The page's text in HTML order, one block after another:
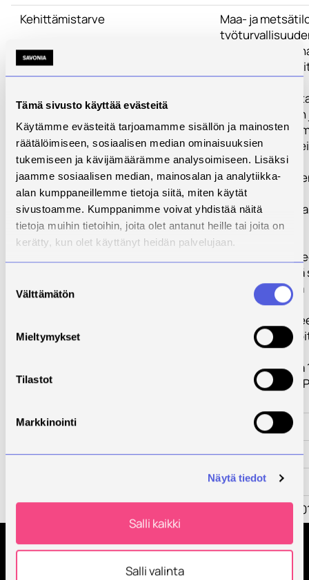
Tämä sivusto käyttää evästeitä
Käytämme evästeitä tarjoamamme sisällön ja mainosten
räätälöimiseen, sosiaalisen median ominaisuuksien
tukemiseen ja kävijämäärämme analysoimiseen. Lisäksi
jaamme sosiaalisen median, mainosalan ja analytiikka-
alan kumppaneillemme tietoja siitä, miten käytät
sivustoamme. Kumppanimme voivat yhdistää näitä
tietoja muihin tietoihin, joita olet antanut heille tai joita on
kerätty, kun olet käyttänyt heidän palvelujaan.
valinta
Välttämätön
Mieltymykset
Tilastot
Markkinointi
Näytä tiedot
Salli kaikki
Salli valinta
Kehittämistarve
Maa- ja
kehittäminen -
( MATUKE)
on maatilojen
kertaluonteinen
pysyvä
Hankkeen
aihe on
perustietojen
kouluttaminen ja
työnjohdon
kouluttaminen
toimintaan
ja yksinkertaisia
työkaluja
Hankkeella
480 henkilön
kouluttamista ja
koulutuspäivää
Toimenpiteet
Tulokset
ESR Flat Rate
Tilaa Savonian uutiskirje